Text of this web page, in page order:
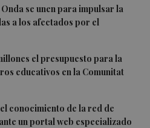
se unen para impulsar la
a los afectados por el
el presupuesto para la
educativos en la Comunitat
conocimiento de la red de
un portal web especializado